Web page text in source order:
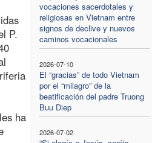
vocaciones sacerdotales y
religiosas en Vietnam entre
signos de declive y nuevos
caminos vocacionales
2026-07-10
El “gracias” de todo Vietnam
por el “milagro” de la
beatificación del padre Truong
Buu Diep
2026-07-02
P.
ha